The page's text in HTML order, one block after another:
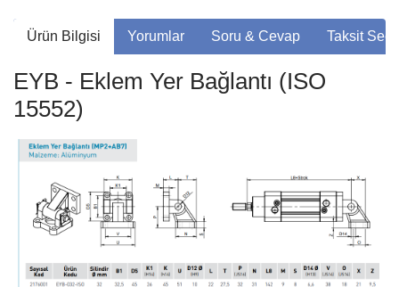
Ürün Bilgisi Yorumlar Soru & Cevap Taksit
EYB - Eklem Yer Bağlantı (ISO
15552)